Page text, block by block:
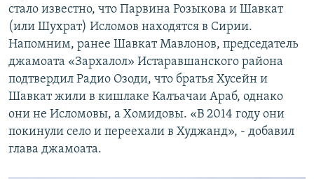
стало известно, что Парвина Розыкова и Шавкат
(или Шухрат) Исломов находятся в Сирии.
Напомним, ранее Шавкат Мавлонов, председатель
джамоата «Зархалол» Истаравшанского района
подтвердил Радио Озоди, что братья Хусейн и
Шавкат жили в кишлаке Калъачаи Араб, однако
они не Исломовы, а Хомидовы. «В 2014 году они
покинули село и переехали в Худжанд», - добавил
глава джамоата.